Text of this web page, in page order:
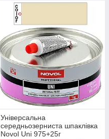
Універсальна
середньозерниста шпаклівка
Novol Uni 975+25г